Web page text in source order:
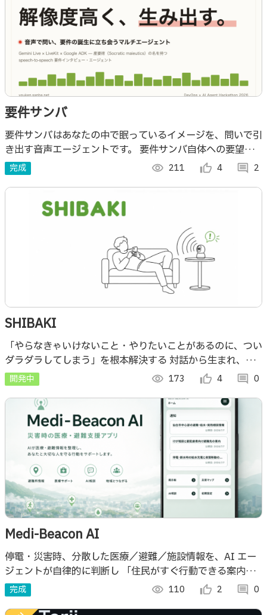
要件サンバ
要件サンバはあなたの中で眠っているイメージを、問いで引
き出す音声エージェントです。 要件サンバ自体への要望は
こちら → https://share.google/DlFwk0lSvR7mogbcY
完成 visibility 211 thumb_up_alt 4 comment 2
SHIBAKI
「やらなきゃいけないこと・やりたいことがあるのに、つい
ダラダラしてしまう」を根本解決する 対話から生まれ、ユ
ーザーの成長に伴走する、全く新しい自律型AIエージェン
ト
開発中 visibility 173 thumb_up_alt 4 comment 0
Medi-Beacon AI
停電・災害時、分散した医療／避難／施設情報を、AI エー
ジェントが自律的に判断し 「住民がすぐ行動できる案内」
と 「信頼できる公開情報」 へ変換します。
完成 visibility 110 thumb_up_alt 2 comment 0